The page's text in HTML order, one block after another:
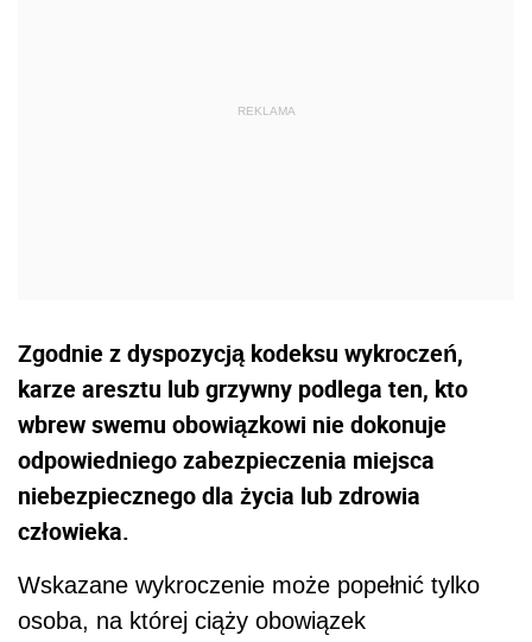
Zgodnie z dyspozycją kodeksu wykroczeń,
karze aresztu lub grzywny podlega ten, kto
wbrew swemu obowiązkowi nie dokonuje
odpowiedniego zabezpieczenia miejsca
niebezpiecznego dla życia lub zdrowia
człowieka.
Wskazane wykroczenie może popełnić tylko
osoba, na której ciąży obowiązek